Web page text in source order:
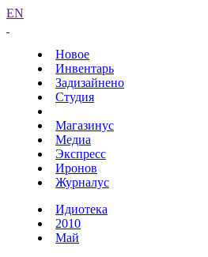
EN
Новое
Инвентарь
Задизайнено
Студия
Магазинус
Медиа
Экспресс
Иронов
Журналус
Идиотека
2010
Май